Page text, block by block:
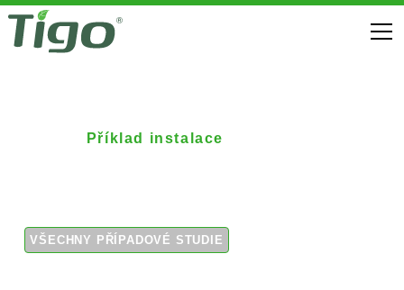
Příklad instalace
VŠECHNY PŘÍPADOVÉ STUDIE